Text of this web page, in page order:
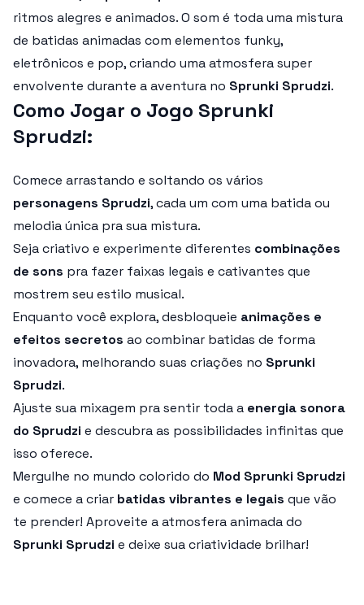
ritmos alegres e animados. O som é toda uma mistura
de batidas animadas com elementos funky,
eletrônicos e pop, criando uma atmosfera super
envolvente durante a aventura no Sprunki Sprudzi.
Como Jogar o Jogo Sprunki
Sprudzi:
Comece arrastando e soltando os vários
personagens Sprudzi, cada um com uma batida ou
melodia única pra sua mistura.
Seja criativo e experimente diferentes combinações
de sons pra fazer faixas legais e cativantes que
mostrem seu estilo musical.
Enquanto você explora, desbloqueie animações e
efeitos secretos ao combinar batidas de forma
inovadora, melhorando suas criações no Sprunki
Sprudzi.
Ajuste sua mixagem pra sentir toda a energia sonora
do Sprudzi e descubra as possibilidades infinitas que
isso oferece.
Mergulhe no mundo colorido do Mod Sprunki Sprudzi
e comece a criar batidas vibrantes e legais que vão
te prender! Aproveite a atmosfera animada do
Sprunki Sprudzi e deixe sua criatividade brilhar!